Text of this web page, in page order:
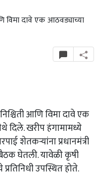
विमा दावे एक आठवड्याच्या
आणि विमा दावे एक
दिले. खरीप हंगामामध्ये
शेतकऱ्यांना प्रधानमंत्री
बैठक घेतली. यावेळी कृषी
उपस्थित होते.